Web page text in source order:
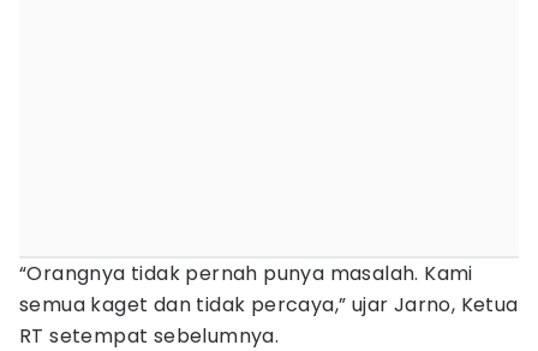
“Orangnya tidak pernah punya masalah. Kami
semua kaget dan tidak percaya,” ujar Jarno, Ketua
RT setempat sebelumnya.